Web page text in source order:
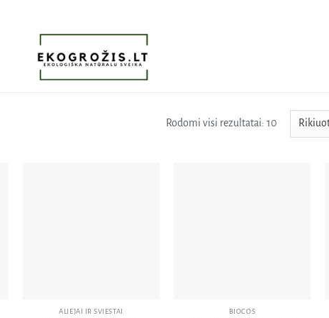
Rodomi visi rezultatai: 10Rūšiuojama
pagal
ALIEJAI IR SVIESTAI BIOCOS